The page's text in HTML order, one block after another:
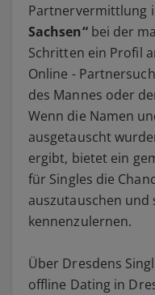
Partnervermittlung
Sachsen“bei der
Schritten ein Profil
Online -
des Mannes oder
Wenn die Namen
ausgetauscht
ergibt, bietet ein
für Singles die
auszutauschen und
kennenzulernen.
Über Dresdens
offline Dating in